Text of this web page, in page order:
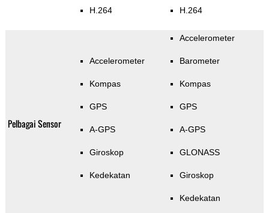
H.264 H.264
Pelbagai Sensor
Accelerometer
Kompas
GPS
A-GPS
Giroskop
Kedekatan
Accelerometer
Barometer
Kompas
GPS
A-GPS
GLONASS
Giroskop
Kedekatan